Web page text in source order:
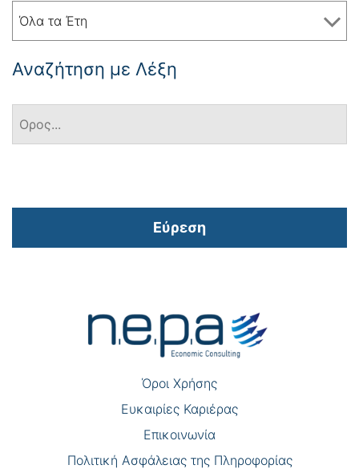
Όλα τα Έτη
Αναζήτηση με Λέξη
Εύρεση
Όροι Χρήσης
Eυκαιρίες Καριέρας
Επικοινωνία
Πολιτική Ασφάλειας της Πληροφορίας